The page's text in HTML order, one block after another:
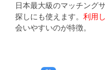
日本最大級のマッチング
探しにも使えます。 利用
会いやすいのが特徴。